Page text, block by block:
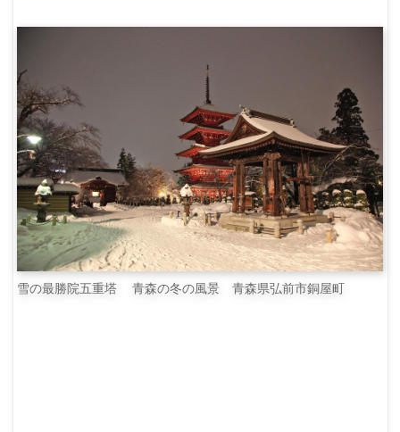
雪の最勝院五重塔 青森の冬の風景 青森県弘前市銅屋町